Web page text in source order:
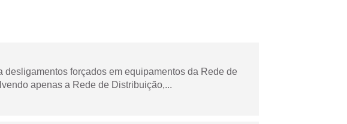
forçados em equipamentos da Rede de
apenas a Rede de Distribuição,...